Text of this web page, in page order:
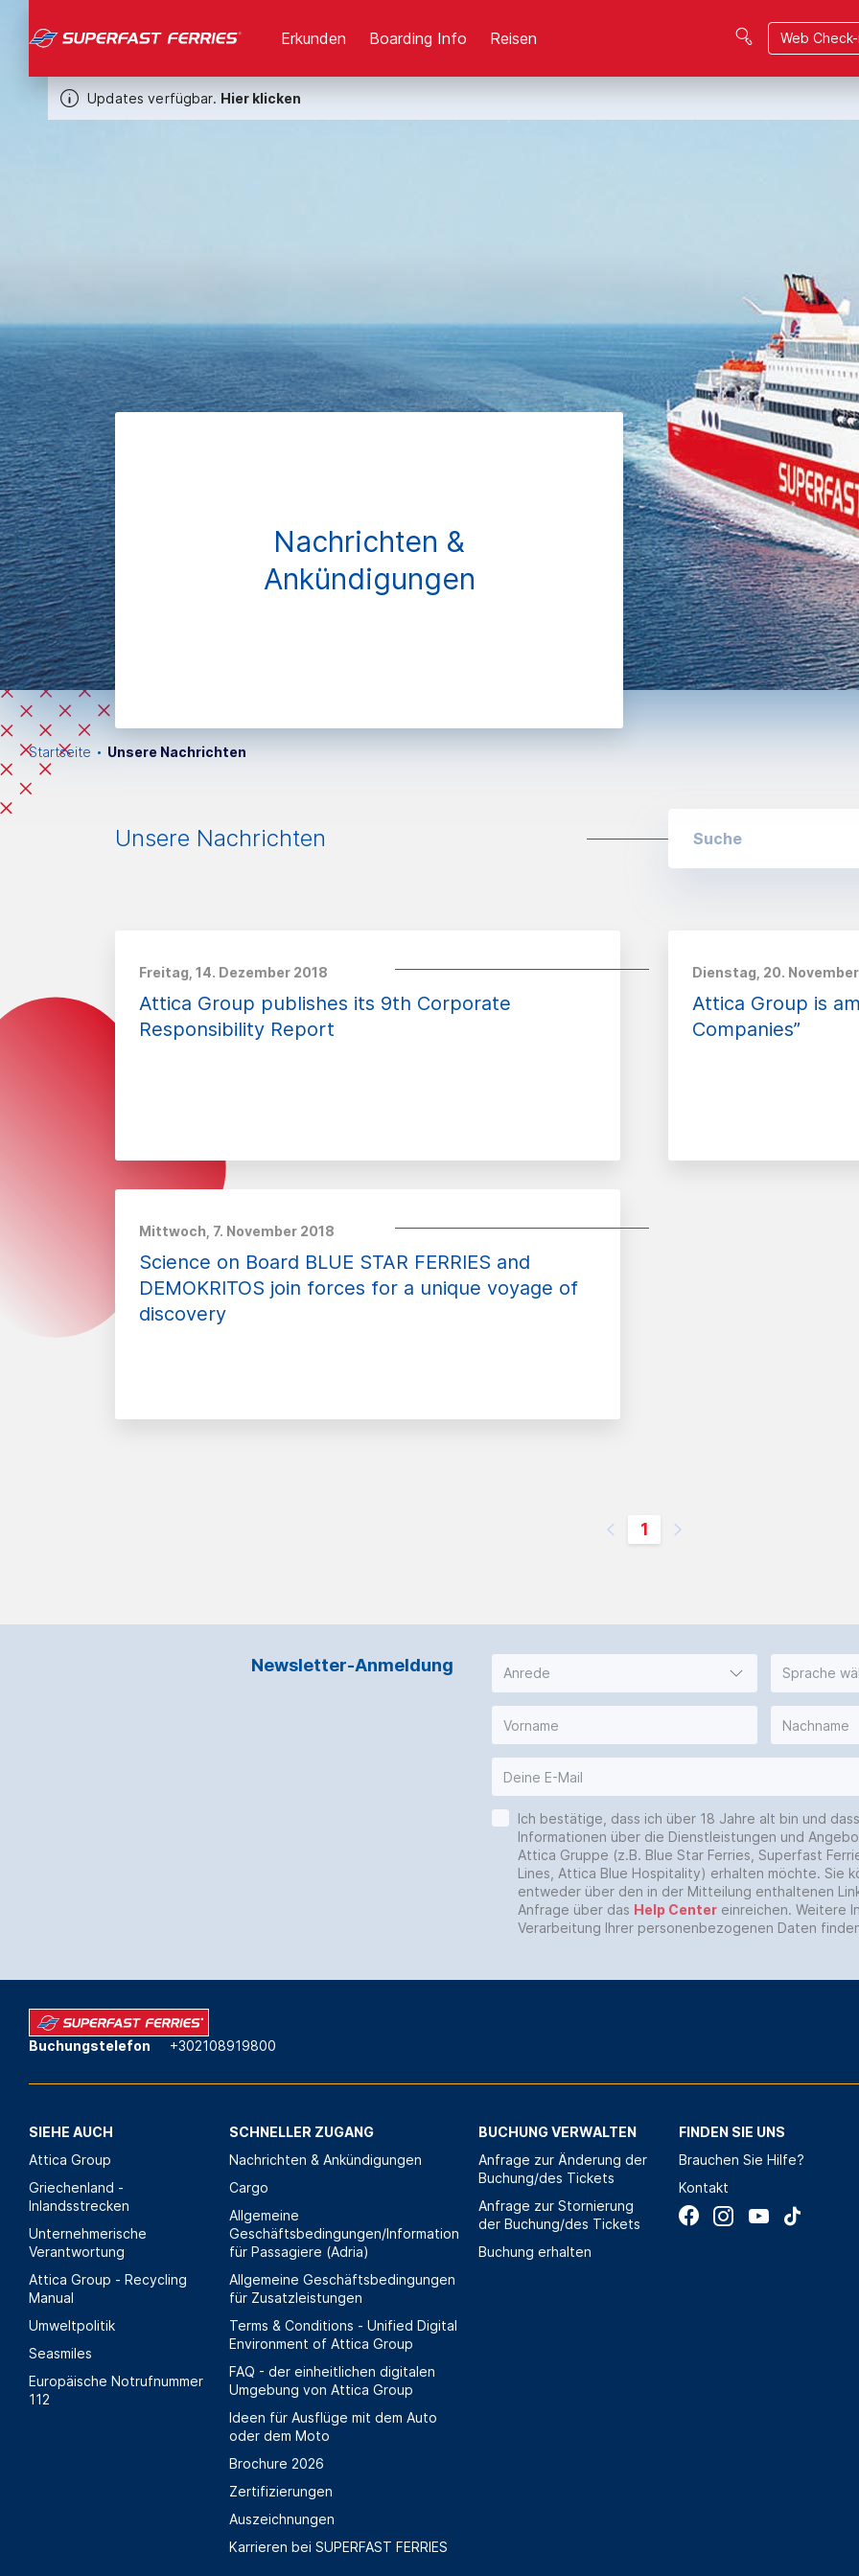
Updates verfügbar. Hier klicken
Erkunden Boarding Info Reisen Web
Nachrichten &
Ankündigungen
Startseite Unsere Nachrichten
Unsere Nachrichten
Freitag, 14. Dezember 2018
Attica Group publishes its 9th Corporate
Responsibility Report
Dienstag, 20.
Attica Group is
Companies”
Mittwoch, 7. November 2018
Science on Board BLUE STAR FERRIES and
DEMOKRITOS join forces for a unique voyage of
discovery
1
Newsletter-Anmeldung Anrede Sprache
Ich bestätige, dass ich über 18 Jahre alt bin und
Informationen über die Dienstleistungen und
Attica Gruppe (z.B. Blue Star Ferries, Superfast
Lines, Attica Blue Hospitality) erhalten möchte. Sie
entweder über den in der Mitteilung enthaltenen
Anfrage über das Help Center einreichen. Weitere
Verarbeitung Ihrer personenbezogenen Daten
Buchungstelefon +302108919800
SIEHE AUCH
Attica Group
Griechenland -
Inlandsstrecken
Unternehmerische
Verantwortung
Attica Group - Recycling
Manual
Umweltpolitik
Seasmiles
Europäische Notrufnummer
112
SCHNELLER ZUGANG
Nachrichten & Ankündigungen
Cargo
Allgemeine
Geschäftsbedingungen/Information
für Passagiere (Adria)
Allgemeine Geschäftsbedingungen
für Zusatzleistungen
Terms & Conditions - Unified Digital
Environment of Attica Group
FAQ - der einheitlichen digitalen
Umgebung von Attica Group
Ideen für Ausflüge mit dem Auto
oder dem Moto
Brochure 2026
Zertifizierungen
Auszeichnungen
Karrieren bei SUPERFAST FERRIES
BUCHUNG VERWALTEN
Anfrage zur Änderung der
Buchung/des Tickets
Anfrage zur Stornierung
der Buchung/des Tickets
Buchung erhalten
FINDEN SIE UNS
Brauchen Sie Hilfe?
Kontakt